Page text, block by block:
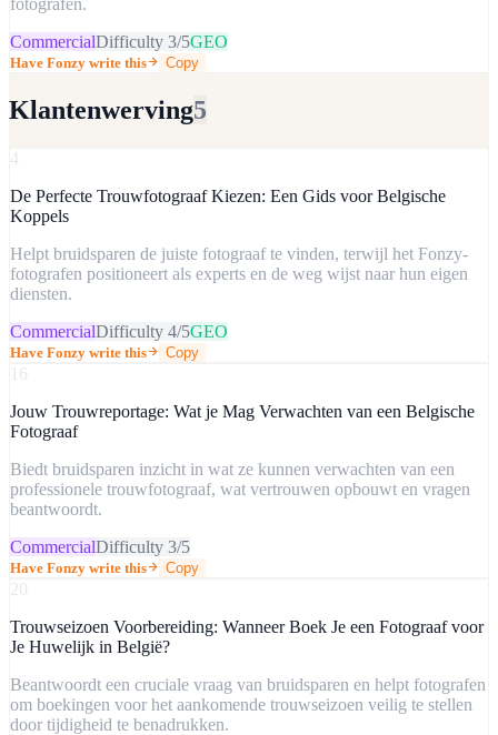
fotografen.
CommercialDifficulty 3/5GEO
Have Fonzy write this Copy
Klantenwerving5
4
De Perfecte Trouwfotograaf Kiezen: Een Gids voor Belgische
Koppels
Helpt bruidsparen de juiste fotograaf te vinden, terwijl het Fonzy-
fotografen positioneert als experts en de weg wijst naar hun eigen
diensten.
CommercialDifficulty 4/5GEO
Have Fonzy write this Copy
16
Jouw Trouwreportage: Wat je Mag Verwachten van een Belgische
Fotograaf
Biedt bruidsparen inzicht in wat ze kunnen verwachten van een
professionele trouwfotograaf, wat vertrouwen opbouwt en vragen
beantwoordt.
CommercialDifficulty 3/5
Have Fonzy write this Copy
20
Trouwseizoen Voorbereiding: Wanneer Boek Je een Fotograaf voor
Je Huwelijk in België?
Beantwoordt een cruciale vraag van bruidsparen en helpt fotografen
om boekingen voor het aankomende trouwseizoen veilig te stellen
door tijdigheid te benadrukken.